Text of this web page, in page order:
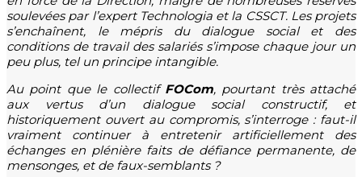
soulevées par l’expert Technologia et la CSSCT. Les projets
s’enchaînent, le mépris du dialogue social et des
conditions de travail des salariés s’impose chaque jour un
peu plus, tel un principe intangible.
Au point que le collectif FOCom, pourtant très attaché
aux vertus d’un dialogue social constructif, et
historiquement ouvert au compromis, s’interroge : faut-il
vraiment continuer à entretenir artificiellement des
échanges en plénière faits de défiance permanente, de
mensonges, et de faux-semblants ?